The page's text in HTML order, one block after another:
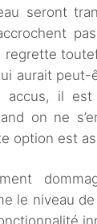
seront
regrette
aurait peut-
accus, il est
on ne
option est
le niveau